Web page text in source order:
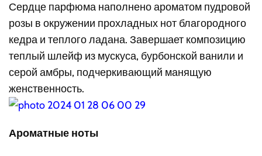
Сердце парфюма наполнено ароматом пудровой
розы в окружении прохладных нот благородного
кедра и теплого ладана. Завершает композицию
теплый шлейф из мускуса, бурбонской ванили и
серой амбры, подчеркивающий манящую
женственность.
Ароматные ноты